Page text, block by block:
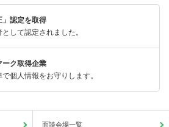
」認定を取得
して認定されました。
ーク取得企業
個人情報をお守りします。
面談会場一覧